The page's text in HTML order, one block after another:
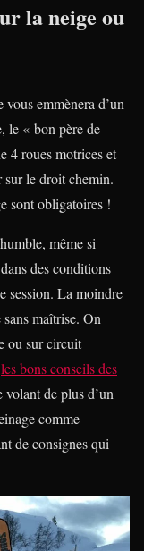
la neige ou
emmènera d’un
le « bon père de
4 roues motrices et
sur le droit chemin.
sont obligatoires !
même si
dans des conditions
session. La moindre
sans maîtrise. On
ou sur circuit
les bons conseils des
de plus d’un
comme
de consignes qui